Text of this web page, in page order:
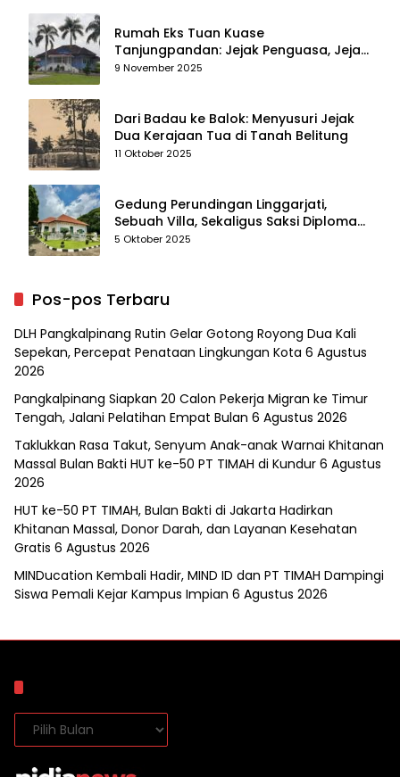
Rumah Eks Tuan Kuase
Tanjungpandan: Jejak Penguasa, Jejak
Kenangan
9 November 2025
Dari Badau ke Balok: Menyusuri Jejak
Dua Kerajaan Tua di Tanah Belitung
11 Oktober 2025
Gedung Perundingan Linggarjati,
Sebuah Villa, Sekaligus Saksi Diplomasi
yang Mengubah Arah Bangsa
5 Oktober 2025
Pos-pos Terbaru
DLH Pangkalpinang Rutin Gelar Gotong Royong Dua Kali
Sepekan, Percepat Penataan Lingkungan Kota 6 Agustus
2026
Pangkalpinang Siapkan 20 Calon Pekerja Migran ke Timur
Tengah, Jalani Pelatihan Empat Bulan 6 Agustus 2026
Taklukkan Rasa Takut, Senyum Anak-anak Warnai Khitanan
Massal Bulan Bakti HUT ke-50 PT TIMAH di Kundur 6 Agustus
2026
HUT ke-50 PT TIMAH, Bulan Bakti di Jakarta Hadirkan
Khitanan Massal, Donor Darah, dan Layanan Kesehatan
Gratis 6 Agustus 2026
MINDucation Kembali Hadir, MIND ID dan PT TIMAH Dampingi
Siswa Pemali Kejar Kampus Impian 6 Agustus 2026
Arsip